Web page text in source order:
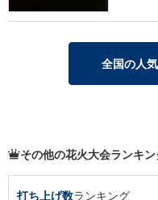
全国の人
その他の花火大会ランキ
打ち上げ数ランキング